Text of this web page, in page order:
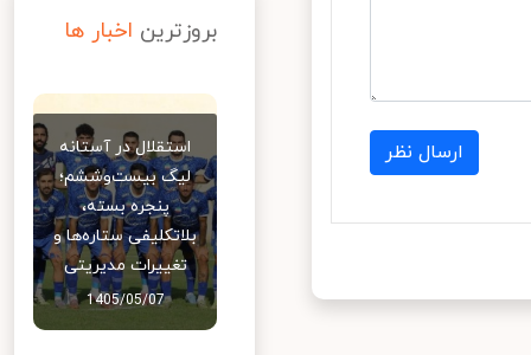
ارسال نظر
بروزترین اخبار ها
استقلال در آستانه
لیگ بیست‌وششم؛
پنجره بسته،
بلاتکلیفی ستاره‌ها و
تغییرات مدیریتی
1405/05/07